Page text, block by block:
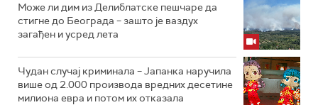
Може ли дим из Делиблатске пешчаре да
стигне до Београда – зашто је ваздух
загађен и усред лета
Чудан случај криминала – Јапанка наручила
више од 2.000 производа вредних десетине
милиона евра и потом их отказала